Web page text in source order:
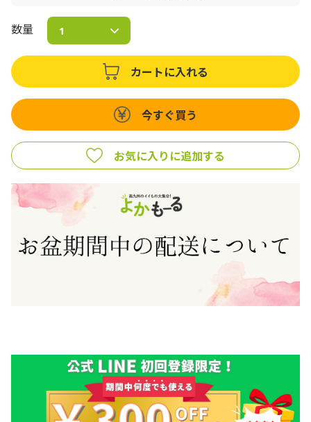
数量
カートに入れる
今すぐ買う
お気に入りに追加する